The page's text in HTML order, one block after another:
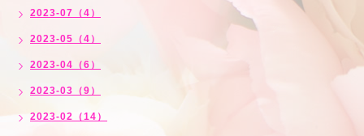
2023-07（4）
2023-05（4）
2023-04（6）
2023-03（9）
2023-02（14）